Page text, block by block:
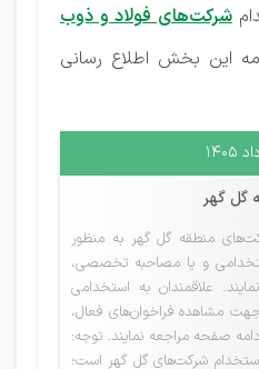
شرکت‌های فولاد و ذوب
این بخش اطلاع رسانی
گل گهر
منطقه گل گهر به منظور
و یا مصاحبه تخصصی،
علاقمندان به استخدامی
مشاهده فراخوان‌های فعال،
صفحه مراجعه نمایند. توجه:
شرکت‌های گل گهر است؛